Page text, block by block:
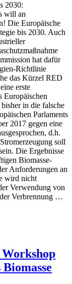
2030:
will an
Die Europäische
bis 2030. Auch
hat dafür
Richtlinie
das Kürzel RED
erste
Europäischen
in die falsche
Parlaments
2017 gegen eine
d.h.
soll
Die Ergebnisse
Biomasse-
Anforderungen an
wird nicht
Verwendung von
Verbrennung …